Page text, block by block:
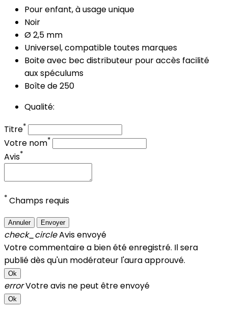
Pour enfant, à usage unique
Noir
Ø 2,5 mm
Universel, compatible toutes marques
Boite avec bec distributeur pour accès facilité
aux spéculums
Boîte de 250
Qualité:
Titre*
Votre nom*
Avis*
* Champs requis
Annuler Envoyer
check_circleAvis envoyé
Votre commentaire a bien été enregistré. Il sera
publié dès qu'un modérateur l'aura approuvé.
Ok
errorVotre avis ne peut être envoyé
Ok